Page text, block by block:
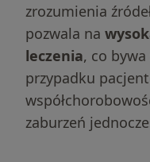
zrozumienia
pozwala na
leczenia, co
przypadku
zaburzeń